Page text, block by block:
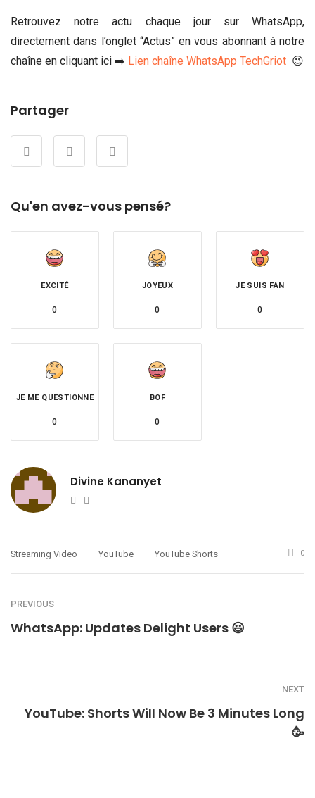
Retrouvez notre actu chaque jour sur WhatsApp,
directement dans l’onglet “Actus” en vous abonnant à notre
chaîne en cliquant ici ➡️ Lien chaîne WhatsApp TechGriot 😉
Partager
Qu'en avez-vous pensé?
EXCITÉ
0
JOYEUX
0
JE SUIS FAN
0
JE ME QUESTIONNE
0
BOF
0
Divine Kananyet
Website
Streaming Video YouTube YouTube Shorts 0
PREVIOUS
WhatsApp: Updates Delight Users 😃
NEXT
YouTube: Shorts Will Now Be 3 Minutes Long
🥳